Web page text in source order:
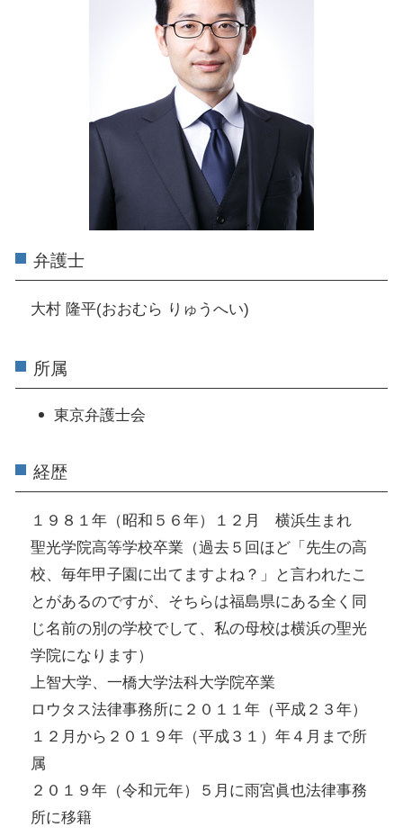
弁護士
大村 隆平(おおむら りゅうへい)
所属
東京弁護士会
経歴
１９８１年（昭和５６年）１２月 横浜生まれ
聖光学院高等学校卒業（過去５回ほど「先生の高
校、毎年甲子園に出てますよね？」と言われたこ
とがあるのですが、そちらは福島県にある全く同
じ名前の別の学校でして、私の母校は横浜の聖光
学院になります）
上智大学、一橋大学法科大学院卒業
ロウタス法律事務所に２０１１年（平成２３年）
１２月から２０１９年（平成３１）年４月まで所
属
２０１９年（令和元年）５月に雨宮眞也法律事務
所に移籍